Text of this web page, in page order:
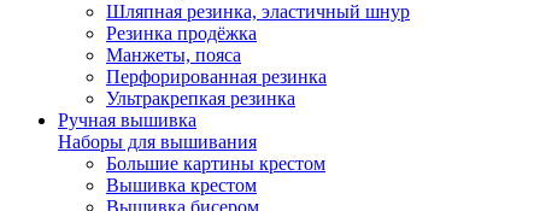
Шляпная резинка, эластичный шнур
Резинка продёжка
Манжеты, пояса
Перфорированная резинка
Ультракрепкая резинка
Ручная вышивка
Наборы для вышивания
Большие картины крестом
Вышивка крестом
Вышивка бисером